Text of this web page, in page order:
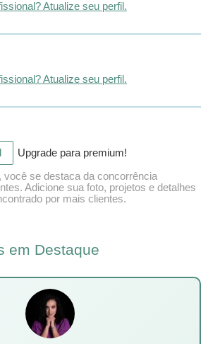
Atualize seu perfil.
Atualize seu perfil.
Upgrade para premium!
você se destaca da concorrência
Adicione sua foto, projetos e detalhes
por mais clientes.
em Destaque